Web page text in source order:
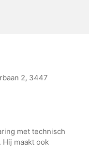
2, 3447
met technisch
maakt ook